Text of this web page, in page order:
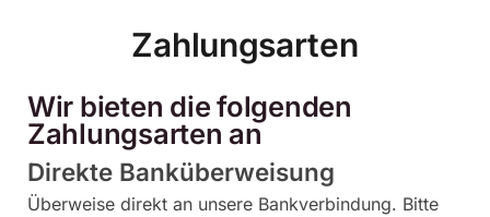
Zahlungsarten
Wir bieten die folgenden
Zahlungsarten an
Direkte Banküberweisung
Überweise direkt an unsere Bankverbindung. Bitte